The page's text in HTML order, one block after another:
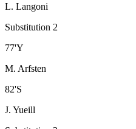
L. Langoni
Substitution 2
77'Y
M. Arfsten
82'S
J. Yueill